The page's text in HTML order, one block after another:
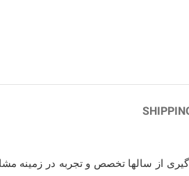
از سالها تخصص و تجربه در زمینه